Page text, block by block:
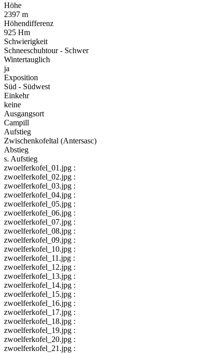
Höhe
2397 m
Höhendifferenz
925 Hm
Schwierigkeit
Schneeschuhtour - Schwer
Wintertauglich
ja
Exposition
Süd - Südwest
Einkehr
keine
Ausgangsort
Campill
Aufstieg
Zwischenkofeltal (Antersasc)
Abstieg
s. Aufstieg
zwoelferkofel_01.jpg :
zwoelferkofel_02.jpg :
zwoelferkofel_03.jpg :
zwoelferkofel_04.jpg :
zwoelferkofel_05.jpg :
zwoelferkofel_06.jpg :
zwoelferkofel_07.jpg :
zwoelferkofel_08.jpg :
zwoelferkofel_09.jpg :
zwoelferkofel_10.jpg :
zwoelferkofel_11.jpg :
zwoelferkofel_12.jpg :
zwoelferkofel_13.jpg :
zwoelferkofel_14.jpg :
zwoelferkofel_15.jpg :
zwoelferkofel_16.jpg :
zwoelferkofel_17.jpg :
zwoelferkofel_18.jpg :
zwoelferkofel_19.jpg :
zwoelferkofel_20.jpg :
zwoelferkofel_21.jpg :